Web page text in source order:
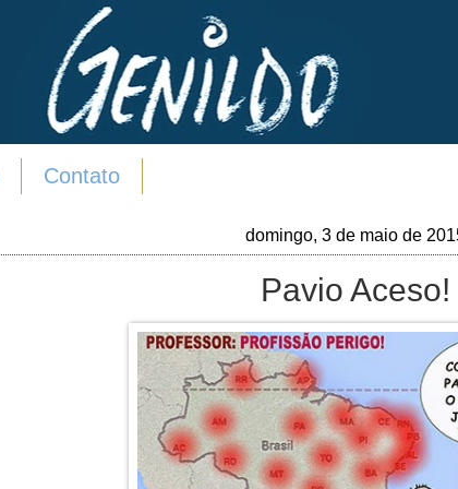
Contato
domingo, 3 de maio de
Pavio Aceso!